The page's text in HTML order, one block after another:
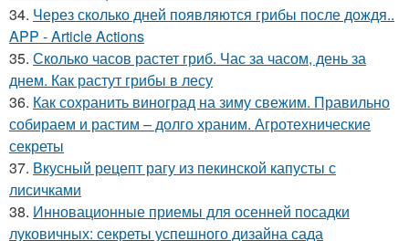
34. Через сколько дней появляются грибы после дождя..
APP - Article Actions
35. Сколько часов растет гриб. Час за часом, день за
днем. Как растут грибы в лесу
36. Как сохранить виноград на зиму свежим. Правильно
собираем и растим – долго храним. Агротехнические
секреты
37. Вкусный рецепт рагу из пекинской капусты с
лисичками
38. Инновационные приемы для осенней посадки
луковичных: секреты успешного дизайна сада